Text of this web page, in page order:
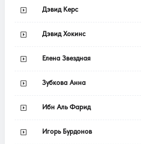
Дэвид Керс
Дэвид Хокинс
Елена Звездная
Зубкова Анна
Ибн Аль Фарид
Игорь Бурдонов